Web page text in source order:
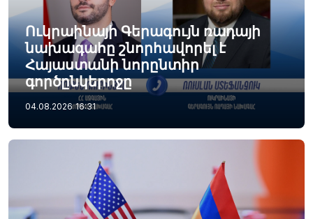
Ուկրաինայի Գերագույն ռադայի
նախագահը շնորհավորել է
Հայաստանի նորընտիր
գործընկերոջը
04.08.2026 16:31